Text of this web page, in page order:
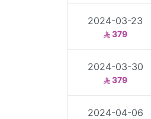
2024-03-23
379
2024-03-30
379
2024-04-06